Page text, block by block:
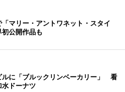
マリー・アントワネット・スタイ
公開作品も
ルに「ブルックリンベーカリー」 看
ドーナツ